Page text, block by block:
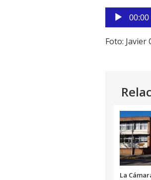
Reproductor
de
audio
00:00
Foto: Javier
La